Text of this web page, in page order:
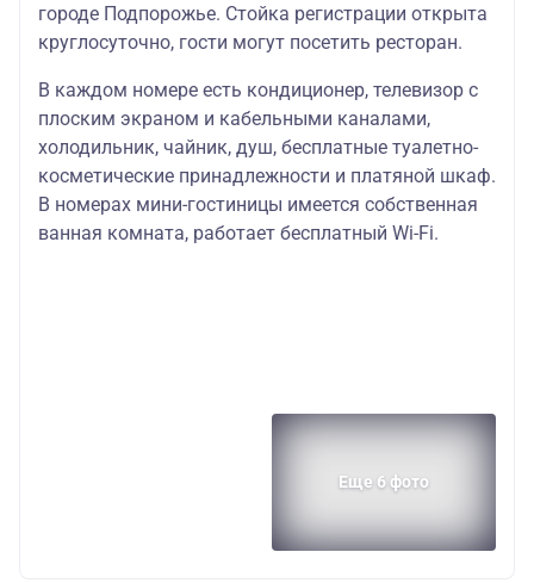
городе Подпорожье. Стойка регистрации открыта
круглосуточно, гости могут посетить ресторан.
В каждом номере есть кондиционер, телевизор с
плоским экраном и кабельными каналами,
холодильник, чайник, душ, бесплатные туалетно-
косметические принадлежности и платяной шкаф.
В номерах мини-гостиницы имеется собственная
ванная комната, работает бесплатный Wi-Fi.
Еще 6 фото